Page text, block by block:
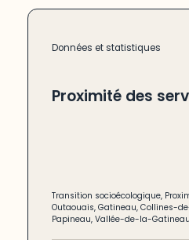
Données et statistiques
Proximité des
Transition socioécologique,
Outaouais,Gatineau,Collines-
Papineau,Vallée-de-la-Gatineau